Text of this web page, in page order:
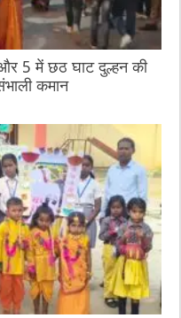
5 में छठ घाट दुल्हन की
कमान